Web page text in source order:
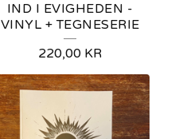
IND I EVIGHEDEN -
VINYL + TEGNESERIE
220,00 KR